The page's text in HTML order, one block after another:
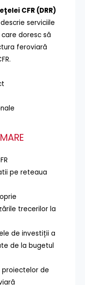
CFR (DRR)
serviciile
doresc să
feroviară
pe reteaua
trecerilor la
de investiții a
de la bugetul
de